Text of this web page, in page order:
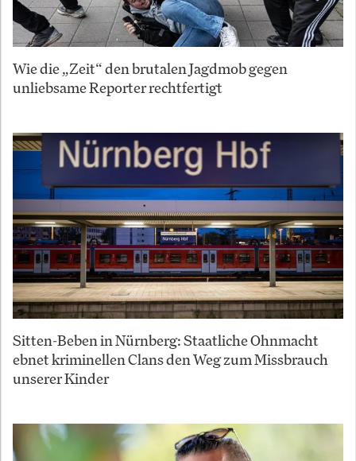
Wie die „Zeit“ den brutalen Jagdmob gegen
unliebsame Reporter rechtfertigt
Sitten-Beben in Nürnberg: Staatliche Ohnmacht
ebnet kriminellen Clans den Weg zum Missbrauch
unserer Kinder